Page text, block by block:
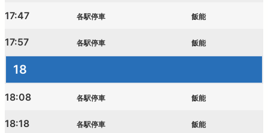
17:47 各駅停車 飯能
17:57 各駅停車 飯能
18
18:08 各駅停車 飯能
18:18 各駅停車 飯能